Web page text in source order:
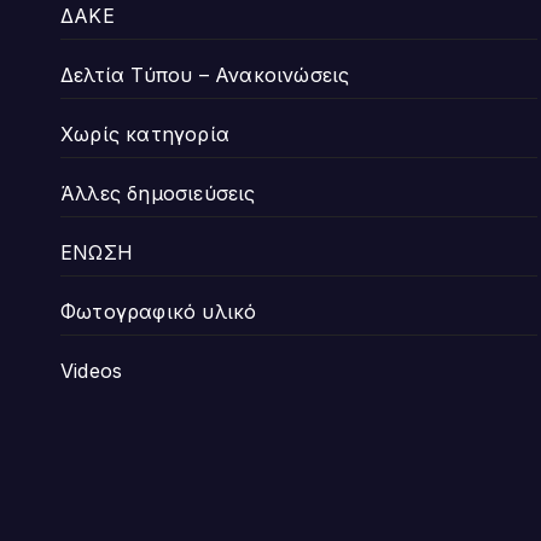
ΔΑΚΕ
Δελτία Τύπου – Ανακοινώσεις
Χωρίς κατηγορία
Άλλες δημοσιεύσεις
ΕΝΩΣΗ
Φωτογραφικό υλικό
Videos